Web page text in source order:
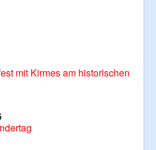
mit Kirmes am historischen